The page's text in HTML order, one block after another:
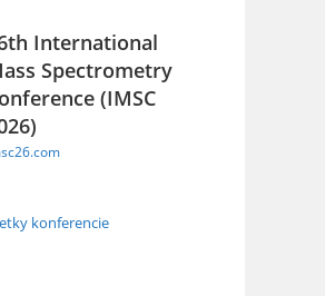
International
Spectrometry
(IMSC
konferencie